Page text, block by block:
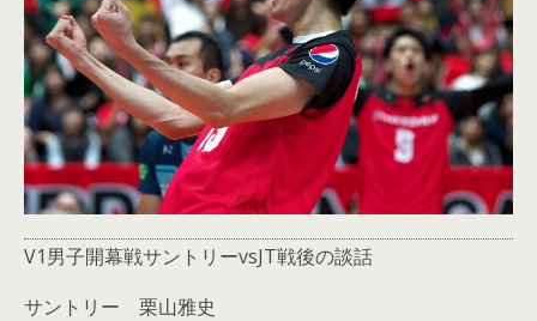
V1男子開幕戦サントリーvsJT戦後の談話
サントリー 栗山雅史